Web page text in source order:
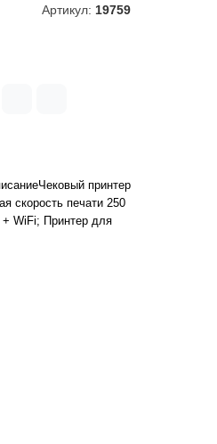
Артикул: 19759
принтер
скорость печати 250
WiFi; Принтер для